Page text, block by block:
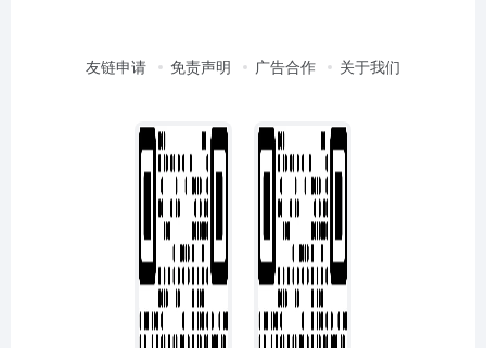
友链申请 免责声明 广告合作 关于我们